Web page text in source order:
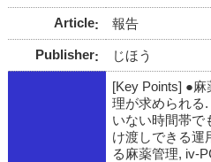
Article 報告
Publisher じほう
[Key Points] ●
理が求められる
いない時間帯で
け渡しできる運
る麻薬管理, iv-